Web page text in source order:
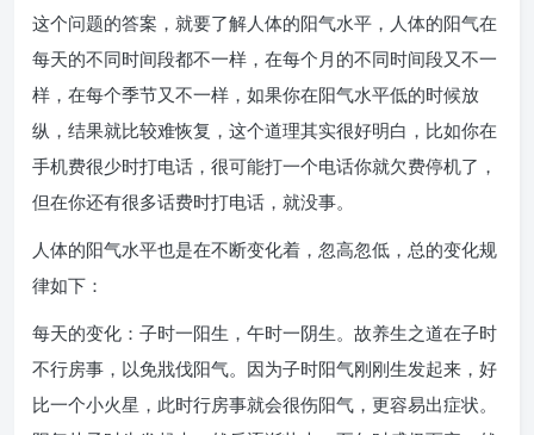
这个问题的答案，就要了解人体的阳气水平，人体的阳气在
每天的不同时间段都不一样，在每个月的不同时间段又不一
样，在每个季节又不一样，如果你在阳气水平低的时候放
纵，结果就比较难恢复，这个道理其实很好明白，比如你在
手机费很少时打电话，很可能打一个电话你就欠费停机了，
但在你还有很多话费时打电话，就没事。
人体的阳气水平也是在不断变化着，忽高忽低，总的变化规
律如下：
每天的变化：子时一阳生，午时一阴生。故养生之道在子时
不行房事，以免戕伐阳气。因为子时阳气刚刚生发起来，好
比一个小火星，此时行房事就会很伤阳气，更容易出症状。